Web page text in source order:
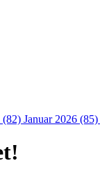
(82) Januar 2026 (85)